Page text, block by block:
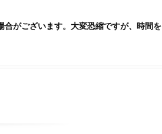
がございます。大変恐縮ですが、時間を